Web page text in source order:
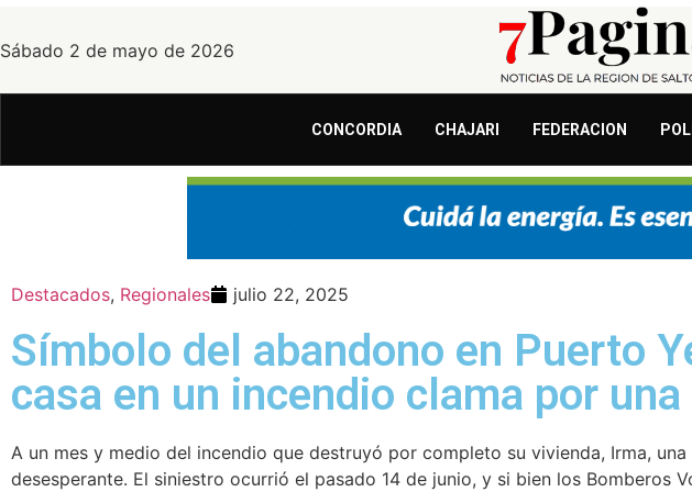
Sábado 2 de mayo de 2026
CONCORDIA CHAJARI FEDERACION
Destacados, Regionales julio 22, 2025
Símbolo del abandono en Puerto
casa en un incendio clama por
A un mes y medio del incendio que destruyó por completo su vivienda, Irma,
desesperante. El siniestro ocurrió el pasado 14 de junio, y si bien los Bomberos